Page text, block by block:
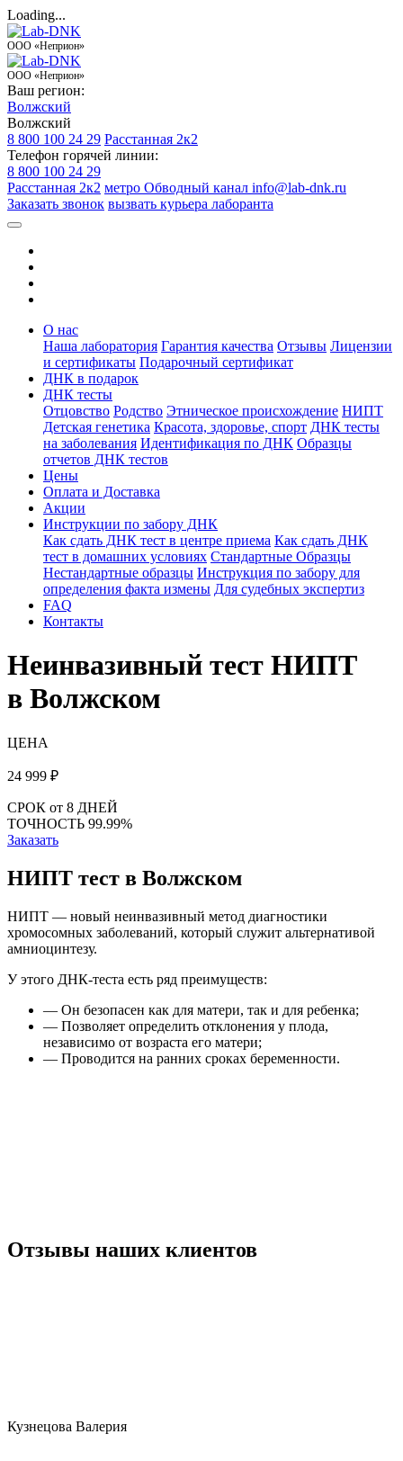
Loading...
ООО «Неприон»
ООО «Неприон»
Ваш регион:
Волжский
Волжский
8 800 100 24 29 Расстанная 2к2
Телефон горячей линии:
8 800 100 24 29
Расстанная 2к2 метро Обводный канал info@lab-dnk.ru
Заказать звонок вызвать курьера лаборанта
О нас
Наша лаборатория Гарантия качества Отзывы Лицензии
и сертификаты Подарочный сертификат
ДНК в подарок
ДНК тесты
Отцовство Родство Этническое происхождение НИПТ
Детская генетика Красота, здоровье, спорт ДНК тесты
на заболевания Идентификация по ДНК Образцы
отчетов ДНК тестов
Цены
Оплата и Доставка
Акции
Инструкции по забору ДНК
Как сдать ДНК тест в центре приема Как сдать ДНК
тест в домашних условиях Стандартные Образцы
Нестандартные образцы Инструкция по забору для
определения факта измены Для судебных экспертиз
FAQ
Контакты
Неинвазивный тест НИПТ
в Волжском
ЦЕНА
24 999 ₽
СРОК от 8 ДНЕЙ
ТОЧНОСТЬ 99.99%
Заказать
НИПТ тест в Волжском
НИПТ — новый неинвазивный метод диагностики
хромосомных заболеваний, который служит альтернативой
амниоцинтезу.
У этого ДНК-теста есть ряд преимуществ:
— Он безопасен как для матери, так и для ребенка;
— Позволяет определить отклонения у плода,
независимо от возраста его матери;
— Проводится на ранних сроках беременности.
Отзывы наших клиентов
Кузнецова Валерия